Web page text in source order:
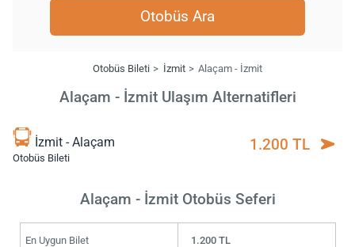
Otobüs Ara
Otobüs Bileti İzmit Alaçam - İzmit
Alaçam - İzmit Ulaşım Alternatifleri
İzmit - Alaçam
Otobüs Bileti
1.200 TL
Alaçam - İzmit Otobüs Seferi
En Uygun Bilet 1.200 TL